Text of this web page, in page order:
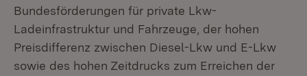
Bundesförderungen für private Lkw-
Ladeinfrastruktur und Fahrzeuge, der hohen
Preisdifferenz zwischen Diesel-Lkw und E-Lkw
sowie des hohen Zeitdrucks zum Erreichen der